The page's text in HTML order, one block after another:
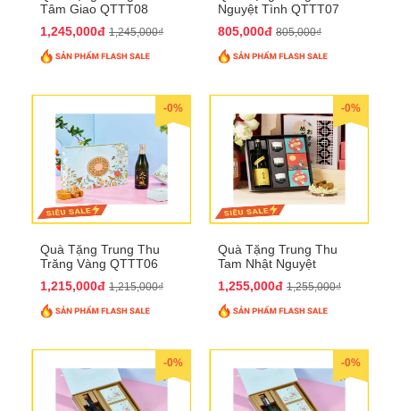
Tâm Giao QTTT08
1,245,000đ 1,245,000₫
Nguyệt Tình QTTT07
805,000đ 805,000₫
-0%
Quà Tặng Trung Thu
Trăng Vàng QTTT06
1,215,000đ 1,215,000₫
-0%
Quà Tặng Trung Thu
Tam Nhật Nguyệt
1,255,000đ 1,255,000₫
-0% -0%